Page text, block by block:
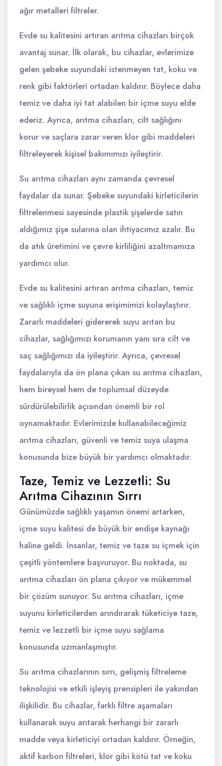
ağır metalleri filtreler.
Evde su kalitesini artıran arıtma cihazları birçok
avantaj sunar. İlk olarak, bu cihazlar, evlerimize
gelen şebeke suyundaki istenmeyen tat, koku ve
renk gibi faktörleri ortadan kaldırır. Böylece daha
temiz ve daha iyi tat alabilen bir içme suyu elde
ederiz. Ayrıca, arıtma cihazları, cilt sağlığını
korur ve saçlara zarar veren klor gibi maddeleri
filtreleyerek kişisel bakımımızı iyileştirir.
Su arıtma cihazları aynı zamanda çevresel
faydalar da sunar. Şebeke suyundaki kirleticilerin
filtrelenmesi sayesinde plastik şişelerde satın
aldığımız şişe sularına olan ihtiyacımız azalır. Bu
da atık üretimini ve çevre kirliliğini azaltmamıza
yardımcı olur.
Evde su kalitesini artıran arıtma cihazları, temiz
ve sağlıklı içme suyuna erişimimizi kolaylaştırır.
Zararlı maddeleri gidererek suyu arıtan bu
cihazlar, sağlığımızı korumanın yanı sıra cilt ve
saç sağlığımızı da iyileştirir. Ayrıca, çevresel
faydalarıyla da ön plana çıkan su arıtma cihazları,
hem bireysel hem de toplumsal düzeyde
sürdürülebilirlik açısından önemli bir rol
oynamaktadır. Evlerimizde kullanabileceğimiz
arıtma cihazları, güvenli ve temiz suya ulaşma
konusunda bize büyük bir yardımcı olmaktadır.
Taze, Temiz ve Lezzetli: Su
Arıtma Cihazının Sırrı
Günümüzde sağlıklı yaşamın önemi artarken,
içme suyu kalitesi de büyük bir endişe kaynağı
haline geldi. İnsanlar, temiz ve taze su içmek için
çeşitli yöntemlere başvuruyor. Bu noktada, su
arıtma cihazları ön plana çıkıyor ve mükemmel
bir çözüm sunuyor. Su arıtma cihazları, içme
suyunu kirleticilerden arındırarak tüketiciye taze,
temiz ve lezzetli bir içme suyu sağlama
konusunda uzmanlaşmıştır.
Su arıtma cihazlarının sırrı, gelişmiş filtreleme
teknolojisi ve etkili işleyiş prensipleri ile yakından
ilişkilidir. Bu cihazlar, farklı filtre aşamaları
kullanarak suyu arıtarak herhangi bir zararlı
madde veya kirleticiyi ortadan kaldırır. Örneğin,
aktif karbon filtreleri, klor gibi kötü tat ve koku